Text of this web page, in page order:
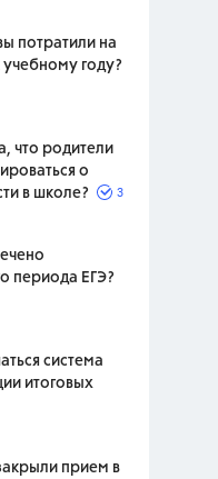
потратили на
учебному году?
что родители
о
в школе?
3
периода ЕГЭ?
система
итоговых
прием в